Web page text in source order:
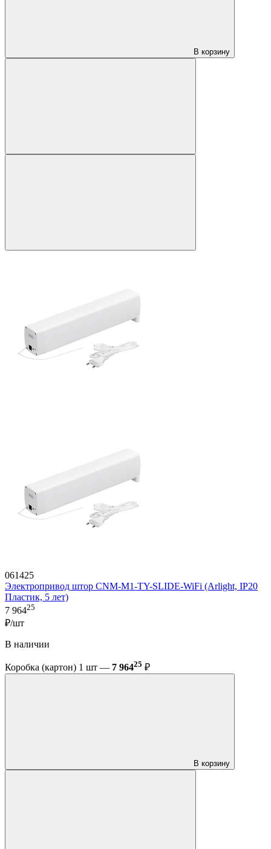
В корзину
061425
Электропривод штор CNM-M1-TY-SLIDE-WiFi (Arlight, IP20
Пластик, 5 лет)
7 96425
₽/шт
В наличии
Коробка (картон) 1 шт — 7 96425 ₽
В корзину